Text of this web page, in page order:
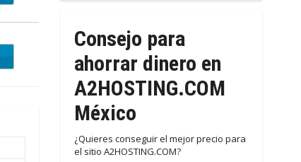
Consejo para
ahorrar dinero en
A2HOSTING.COM
México
¿Quieres conseguir el mejor precio para
el sitio A2HOSTING.COM?